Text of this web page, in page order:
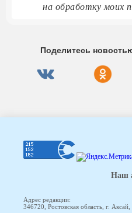
на обработку моих
Поделитесь
Наш
Адрес редакции:
346720, Ростовская область, г.